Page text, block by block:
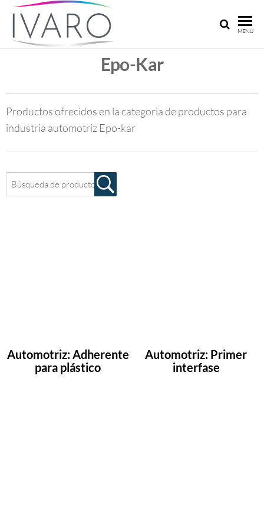
ARGENTINA
Pinturas y
adhesivos
medida
MENÚ
Epo-Kar
Productos ofrecidos en la categoria de productos para
industria automotriz Epo-kar
Automotriz: Adherente
para plástico
Automotriz: Primer
interfase